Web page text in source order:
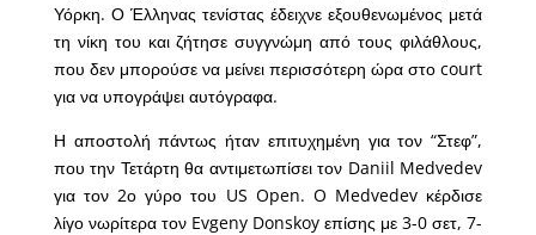
Υόρκη. Ο Έλληνας τενίστας έδειχνε εξουθενωμένος μετά
τη νίκη του και ζήτησε συγγνώμη από τους φιλάθλους,
που δεν μπορούσε να μείνει περισσότερη ώρα στο court
για να υπογράψει αυτόγραφα.
Η αποστολή πάντως ήταν επιτυχημένη για τον “Στεφ”,
που την Τετάρτη θα αντιμετωπίσει τον Daniil Medvedev
για τον 2ο γύρο του US Open. O Medvedev κέρδισε
λίγο νωρίτερα τον Evgeny Donskoy επίσης με 3-0 σετ, 7-